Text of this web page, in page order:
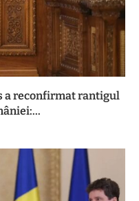
a reconfirmat rantigul